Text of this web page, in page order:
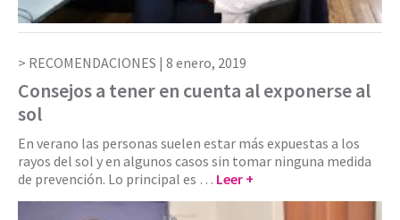
RECOMENDACIONES | 8 enero, 2019
Consejos a tener en cuenta al exponerse al
sol
En verano las personas suelen estar más expuestas a los
rayos del sol y en algunos casos sin tomar ninguna medida
de prevención. Lo principal es … Leer +